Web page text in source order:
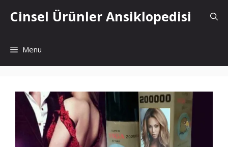
atlaCinsel Ürünler Ansiklopedisi
Menu